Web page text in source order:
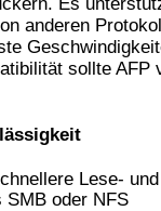
anderen
sollte AFP
Lese- und
SMB oder NFS